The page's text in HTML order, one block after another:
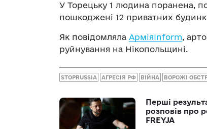
У Торецьку 1 людина поранена,
пошкоджені 12 приватних
Як повідомляла АрміяInform,
руйнування на Нікопольщині.
STOPRUSSIA АГРЕСІЯ РФ ВІЙНА ВОРОЖІ
Перші
розповів про
FREYJA